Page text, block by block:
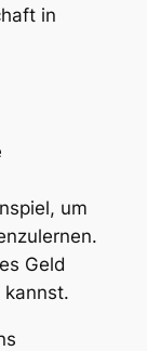
in
um
Geld
kannst.